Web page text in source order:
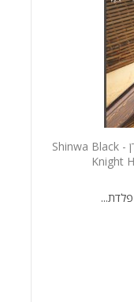
יונייטד - חרב סמוראי האביר השחור עם נדן - Shinwa Black
Knight